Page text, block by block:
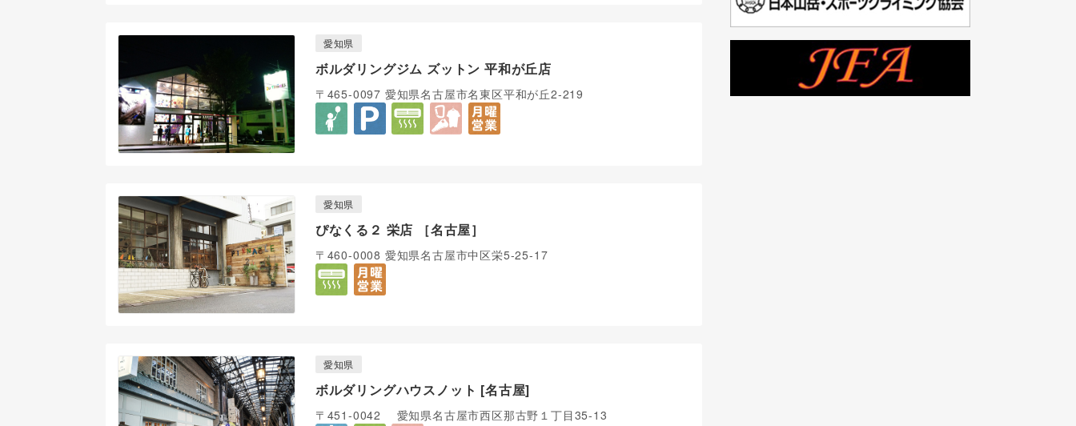
愛知県
ボルダリングジム ズットン 平和が丘店
〒465-0097 愛知県名古屋市名東区平和が丘2-219
愛知県
ぴなくる２ 栄店 ［名古屋］
〒460-0008 愛知県名古屋市中区栄5-25-17
愛知県
ボルダリングハウスノット [名古屋]
〒451-0042 愛知県名古屋市西区那古野１丁目35-13